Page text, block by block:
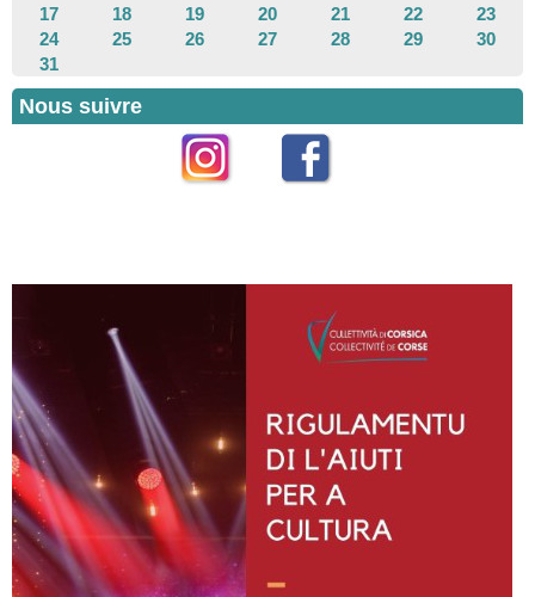
17
18 19 20 21 22
23
24
25 26 27 28 29
30
31
Nous suivre